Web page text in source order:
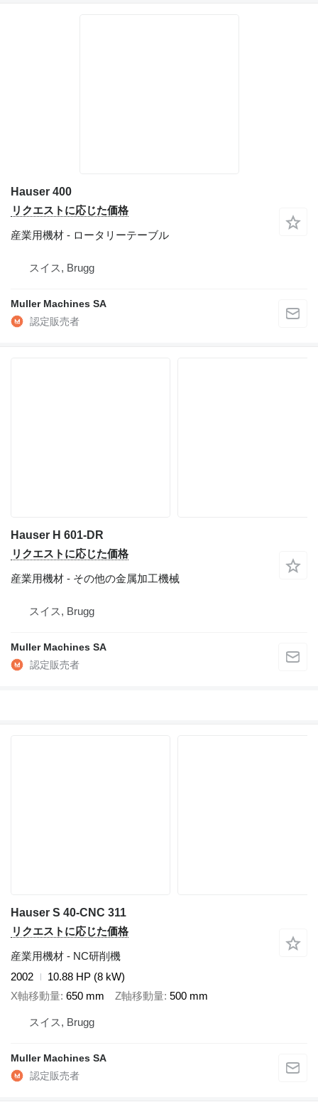
Hauser 400
リクエストに応じた価格
産業用機材 - ロータリーテーブル
スイス, Brugg
Muller Machines SA
Hauser H 601-DR
リクエストに応じた価格
産業用機材 - その他の金属加工機械
スイス, Brugg
Muller Machines SA
Hauser S 40-CNC 311
リクエストに応じた価格
産業用機材 - NC研削機
2002
10.88 HP (8 kW)
X軸移動量 650 mm Z軸移動量 500 mm
スイス, Brugg
Muller Machines SA